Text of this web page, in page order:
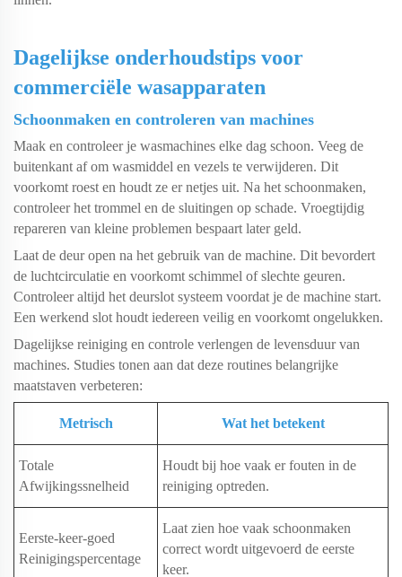
Dagelijkse onderhoudstips voor
commerciële wasapparaten
Schoonmaken en controleren van machines
Maak en controleer je wasmachines elke dag schoon. Veeg de
buitenkant af om wasmiddel en vezels te verwijderen. Dit
voorkomt roest en houdt ze er netjes uit. Na het schoonmaken,
controleer het trommel en de sluitingen op schade. Vroegtijdig
repareren van kleine problemen bespaart later geld.
Laat de deur open na het gebruik van de machine. Dit bevordert
de luchtcirculatie en voorkomt schimmel of slechte geuren.
Controleer altijd het deurslot systeem voordat je de machine start.
Een werkend slot houdt iedereen veilig en voorkomt ongelukken.
Dagelijkse reiniging en controle verlengen de levensduur van
machines. Studies tonen aan dat deze routines belangrijke
maatstaven verbeteren:
Metrisch Wat het betekent
Totale
Afwijkingssnelheid
Houdt bij hoe vaak er fouten in de
reiniging optreden.
Eerste-keer-goed
Reinigingspercentage
Laat zien hoe vaak schoonmaken
correct wordt uitgevoerd de eerste
keer.